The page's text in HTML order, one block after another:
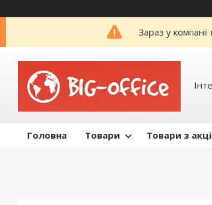
Зараз у
Головна Товари Товари з